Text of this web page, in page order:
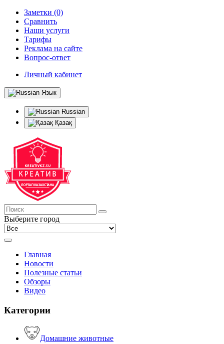
Заметки (0)
Сравнить
Наши услуги
Тарифы
Реклама на сайте
Вопрос-ответ
Личный кабинет
Язык
Russian
Қазақ
Выберите город
Главная
Новости
Полезные статьи
Обзоры
Видео
Категории
Домашние животные